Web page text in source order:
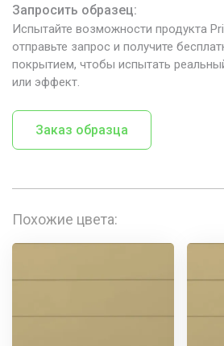
Запросить образец:
Испытайте возможности продукта
отправьте запрос и получите
покрытием, чтобы испытать
или эффект.
Заказ образца
Похожие цвета: